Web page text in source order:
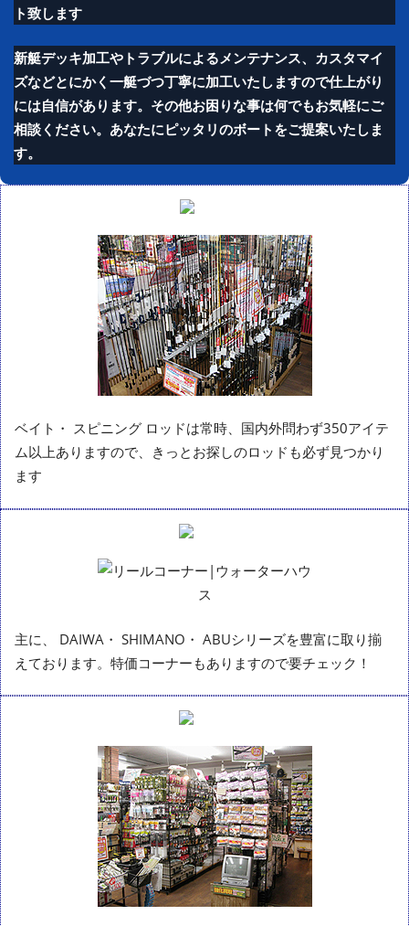
ト致します
新艇デッキ加工やトラブルによるメンテナンス、カスタマイ
ズなどとにかく一艇づつ丁寧に加工いたしますので仕上がり
には自信があります。その他お困りな事は何でもお気軽にご
相談ください。あなたにピッタリのボートをご提案いたしま
す。
ベイト・ スピニング ロッドは常時、国内外問わず350アイテ
ム以上ありますので、きっとお探しのロッドも必ず見つかり
ます
主に、 DAIWA・ SHIMANO・ ABUシリーズを豊富に取り揃
えております。特価コーナーもありますので要チェック！